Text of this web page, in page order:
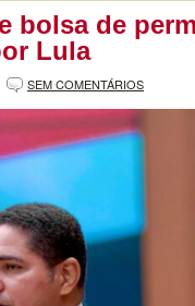
bolsa de
Lula
SEM COMENTÁRIOS